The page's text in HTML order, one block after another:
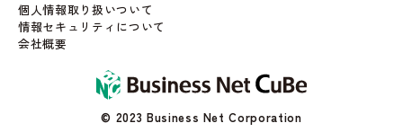
© 2023 Business Net Corporation
個人情報取り扱いついて
情報セキュリティについて
会社概要